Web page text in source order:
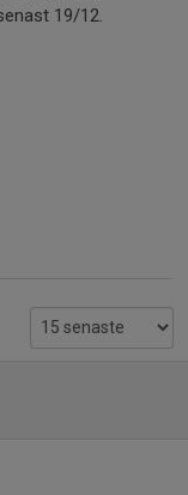
19/12.